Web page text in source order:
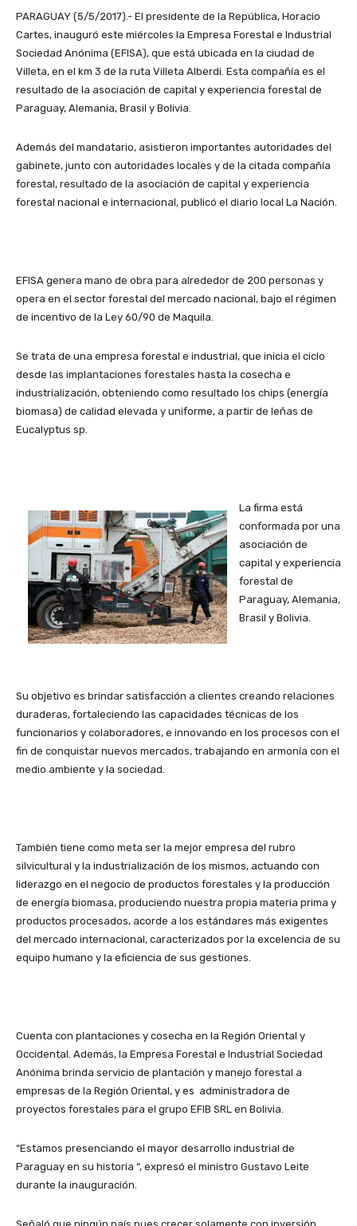
PARAGUAY (5/5/2017).- El presidente de la República, Horacio
Cartes, inauguró este miércoles la Empresa Forestal e Industrial
Sociedad Anónima (EFISA), que está ubicada en la ciudad de
Villeta, en el km 3 de la ruta Villeta Alberdi. Esta compañía es el
resultado de la asociación de capital y experiencia forestal de
Paraguay, Alemania, Brasil y Bolivia.
Además del mandatario, asistieron importantes autoridades del
gabinete, junto con autoridades locales y de la citada compañía
forestal, resultado de la asociación de capital y experiencia
forestal nacional e internacional, publicó el diario local La Nación.
EFISA genera mano de obra para alrededor de 200 personas y
opera en el sector forestal del mercado nacional, bajo el régimen
de incentivo de la Ley 60/90 de Maquila.
Se trata de una empresa forestal e industrial, que inicia el ciclo
desde las implantaciones forestales hasta la cosecha e
industrialización, obteniendo como resultado los chips (energía
biomasa) de calidad elevada y uniforme, a partir de leñas de
Eucalyptus sp.
La firma está
conformada por una
asociación de
capital y experiencia
forestal de
Paraguay, Alemania,
Brasil y Bolivia.
Su objetivo es brindar satisfacción a clientes creando relaciones
duraderas, fortaleciendo las capacidades técnicas de los
funcionarios y colaboradores, e innovando en los procesos con el
fin de conquistar nuevos mercados, trabajando en armonía con el
medio ambiente y la sociedad.
También tiene como meta ser la mejor empresa del rubro
silvicultural y la industrialización de los mismos, actuando con
liderazgo en el negocio de productos forestales y la producción
de energía biomasa, produciendo nuestra propia materia prima y
productos procesados, acorde a los estándares más exigentes
del mercado internacional, caracterizados por la excelencia de su
equipo humano y la eficiencia de sus gestiones.
Cuenta con plantaciones y cosecha en la Región Oriental y
Occidental. Además, la Empresa Forestal e Industrial Sociedad
Anónima brinda servicio de plantación y manejo forestal a
empresas de la Región Oriental, y es administradora de
proyectos forestales para el grupo EFIB SRL en Bolivia.
“Estamos presenciando el mayor desarrollo industrial de
Paraguay en su historia “, expresó el ministro Gustavo Leite
durante la inauguración.